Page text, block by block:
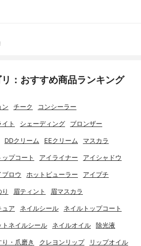
：おすすめ商品ランキング
ン チーク コンシーラー
ト シェーディング ブロンザー
DDクリーム EEクリーム マスカラ
プコート アイライナー アイシャドウ
ブロウ ホットビューラー アイプチ
眉ティント 眉マスカラ
ュア ネイルシール ネイルトップコート
トネイルシール ネイルオイル 除光液
り・爪磨き クレヨンリップ リップオイル